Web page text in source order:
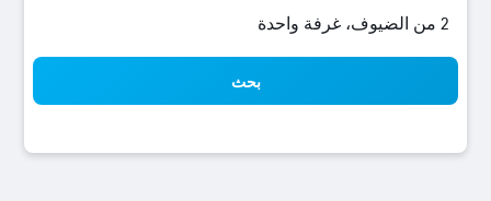
2 من الضيوف، غرفة واحدة
بحث